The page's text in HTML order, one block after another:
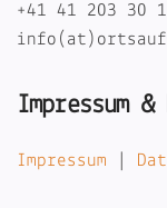
+41 41 203 30
Impressum
Impressum